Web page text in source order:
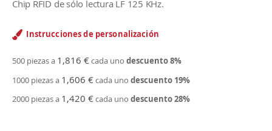
Chip RFID de sólo lectura LF 125 KHz.
Instrucciones de personalización
500 piezas a 1,816 €cada uno descuento8%
1000 piezas a 1,606 €cada uno descuento 19%
2000 piezas a 1,420 €cada uno descuento28%